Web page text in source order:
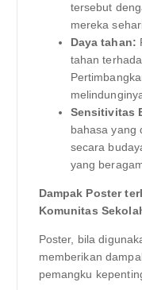
tersebut
mereka
Daya tahan:
tahan
Sensitivitas
bahasa yang
secara
yang
Dampak Poster
Komunitas
Poster, bila
memberikan
pemangku